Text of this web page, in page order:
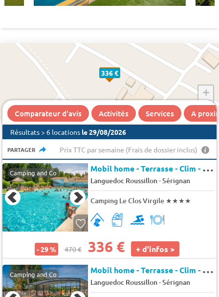
336 €
+
−
Comparateur d'avis Activités Services A
Résultats > 6 locations le 29/08/2026
PARTAGER Prix TTC par semaine (Frais de dossier inclus)
Camping and Co M
obil home - Terrasse - Clim - TV 6 pers.
Languedoc Roussillon-Sérignan
Camping Le Clos Virgile ★★★★
- 29 % 470 € 336 € + d'infos >
Camping and Co M
obil home - Terrasse - Clim - TV 7 pers.
Languedoc Roussillon-Sérignan